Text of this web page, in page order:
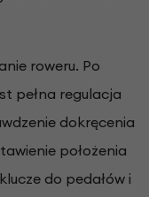
roweru. Po
pełna regulacja
dokręcenia
położenia
do pedałów i